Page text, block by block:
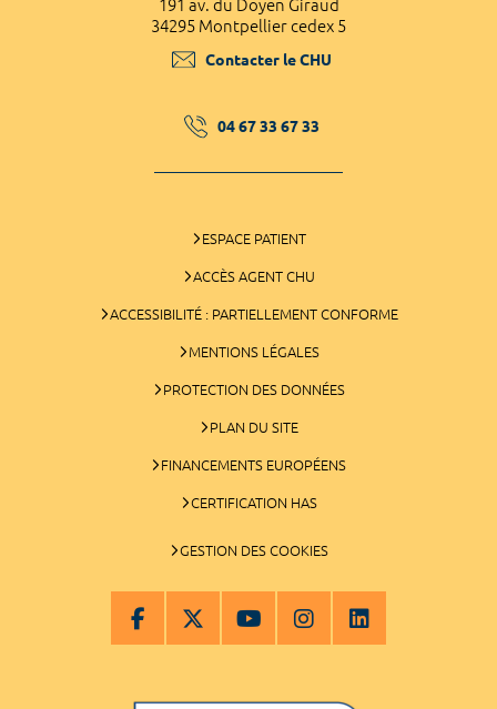
191 av. du Doyen Giraud
34295 Montpellier cedex 5
Contacter le CHU
04 67 33 67 33
ESPACE PATIENT
ACCÈS AGENT CHU
ACCESSIBILITÉ : PARTIELLEMENT CONFORME
MENTIONS LÉGALES
PROTECTION DES DONNÉES
PLAN DU SITE
FINANCEMENTS EUROPÉENS
CERTIFICATION HAS
GESTION DES COOKIES